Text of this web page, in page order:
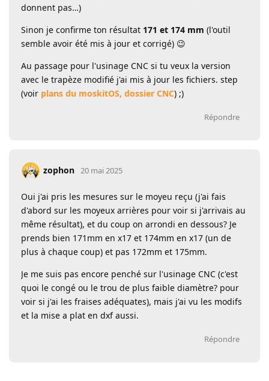
donnent pas…)
Sinon je confirme ton résultat 171 et 174 mm (l'outil
semble avoir été mis à jour et corrigé) 😉
Au passage pour l'usinage CNC si tu veux la version
avec le trapèze modifié j'ai mis à jour les fichiers. step
(voir plans du moskitOS, dossier CNC) ;)
Répondre
zophon 20 mai 2025
Oui j'ai pris les mesures sur le moyeu reçu (j'ai fais
d'abord sur les moyeux arrières pour voir si j'arrivais au
même résultat), et du coup on arrondi en dessous? Je
prends bien 171mm en x17 et 174mm en x17 (un de
plus à chaque coup) et pas 172mm et 175mm.
Je me suis pas encore penché sur l'usinage CNC (c'est
quoi le congé ou le trou de plus faible diamètre? pour
voir si j'ai les fraises adéquates), mais j'ai vu les modifs
et la mise a plat en dxf aussi.
Répondre